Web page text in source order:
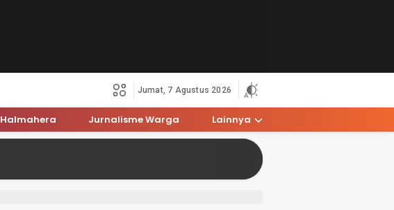
Jumat, 7 Agustus 2026
Halmahera Jurnalisme Warga Lainnya